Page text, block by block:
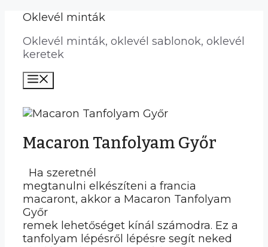
Kilépés
tartalomba
Oklevél minták
Oklevél minták, oklevél sablonok, oklevél
keretek
Macaron Tanfolyam Győr
Ha szeretnél
megtanulni elkészíteni a francia
macaront, akkor a Macaron Tanfolyam
Győr
remek lehetőséget kínál számodra. Ez a
tanfolyam lépésről lépésre segít neked